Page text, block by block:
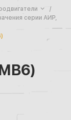
/
серии АИР,